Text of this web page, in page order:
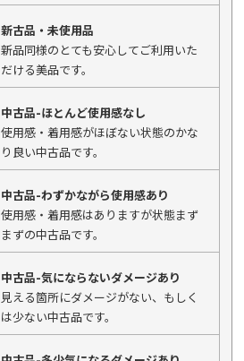
新古品・未使用品
新品同様のとても安心してご利用いた
だける美品です。
中古品-ほとんど使用感なし
使用感・着用感がほぼない状態のかな
り良い中古品です。
中古品-わずかながら使用感あり
使用感・着用感はありますが状態まず
まずの中古品です。
中古品-気にならないダメージあり
見える箇所にダメージがない、もしく
は少ない中古品です。